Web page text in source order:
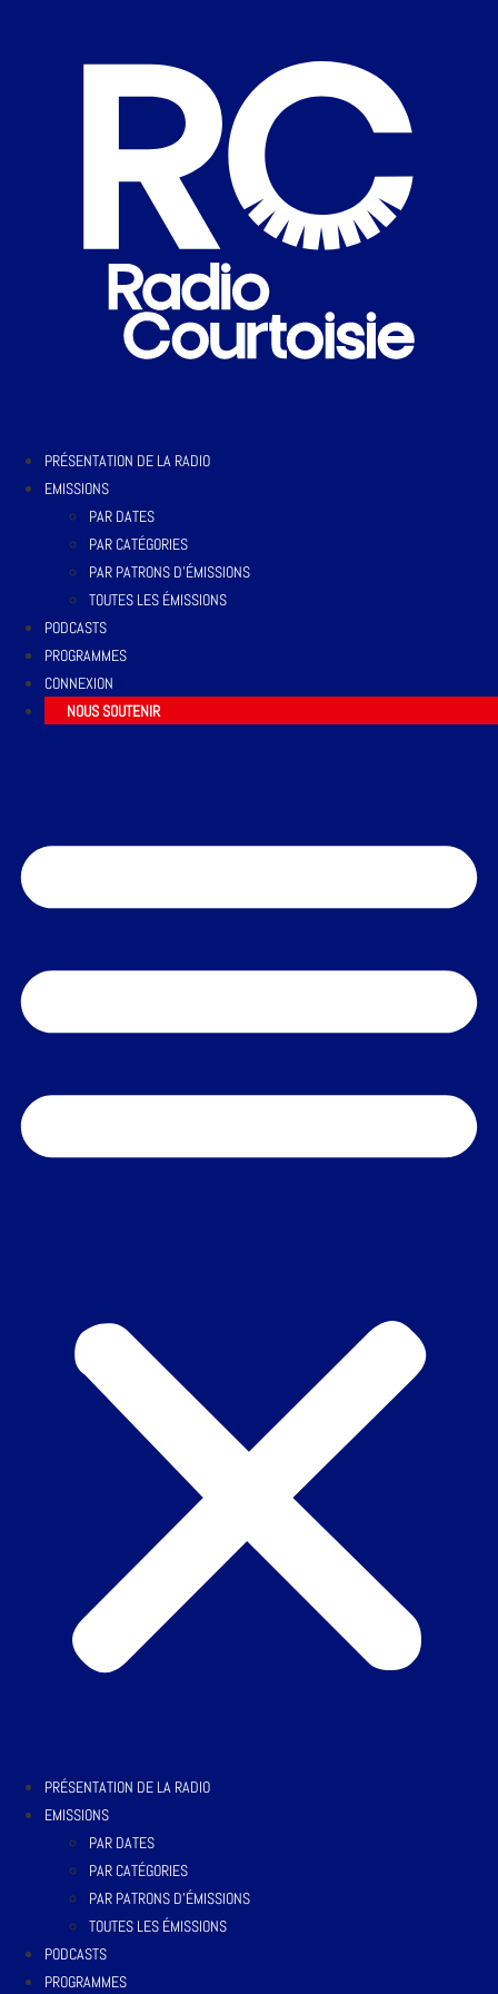
PRÉSENTATION DE LA RADIO
EMISSIONS
PAR DATES
PAR CATÉGORIES
PAR PATRONS D’ÉMISSIONS
TOUTES LES ÉMISSIONS
PODCASTS
PROGRAMMES
CONNEXION
NOUS SOUTENIR
PRÉSENTATION DE LA RADIO
EMISSIONS
PAR DATES
PAR CATÉGORIES
PAR PATRONS D’ÉMISSIONS
TOUTES LES ÉMISSIONS
PODCASTS
PROGRAMMES